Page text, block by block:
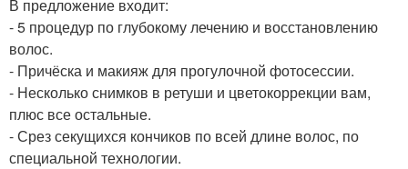
В предложение входит:
- 5 процедур по глубокому лечению и восстановлению
волос.
- Причёска и макияж для прогулочной фотосессии.
- Несколько снимков в ретуши и цветокоррекции вам,
плюс все остальные.
- Срез секущихся кончиков по всей длине волос, по
специальной технологии.